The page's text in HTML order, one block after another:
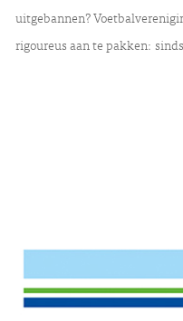
uitgebannen?
rigoureus aan te pakken: